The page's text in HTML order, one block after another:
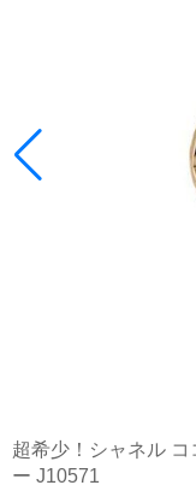
超希少！シャネル
ー J10571